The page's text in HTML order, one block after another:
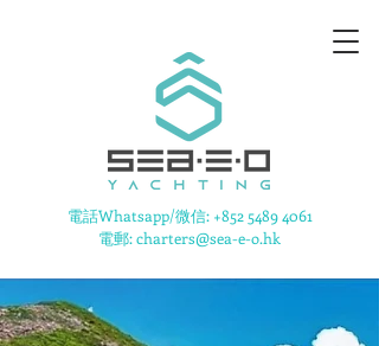
​電話Whatsapp/微信: +852 5489 4061
電郵: charters@sea-e-o.hk